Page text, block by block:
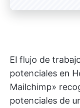
El flujo de
potenciales en
Mailchimp»
potenciales de